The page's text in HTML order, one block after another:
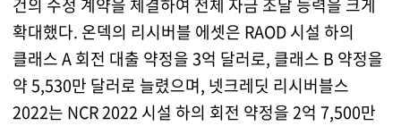
건의 수정 계약을 체결하여 전체 자금 조달 능력을 크게
확대했다. 온덱의 리시버블 에셋은 RAOD 시설 하의
클래스 A 회전 대출 약정을 3억 달러로, 클래스 B 약정을
약 5,530만 달러로 늘렸으며, 넷크레딧 리시버블스
2022는 NCR 2022 시설 하의 회전 약정을 2억 7,500만